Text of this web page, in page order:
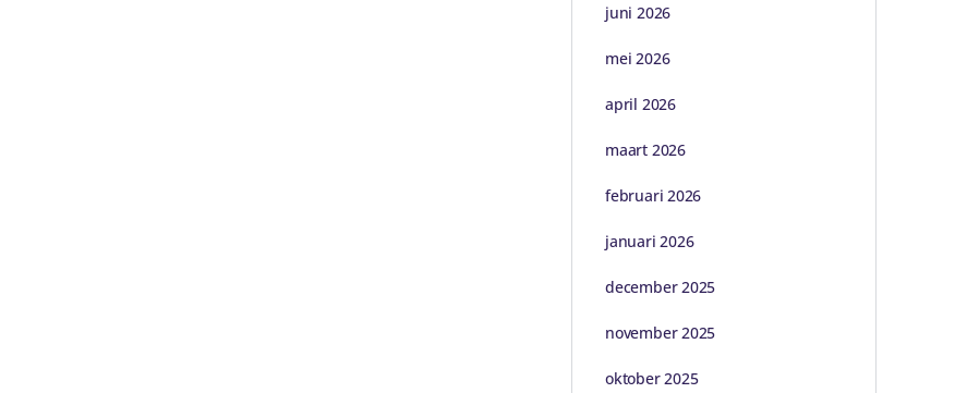
juni 2026
mei 2026
april 2026
maart 2026
februari 2026
januari 2026
december 2025
november 2025
oktober 2025